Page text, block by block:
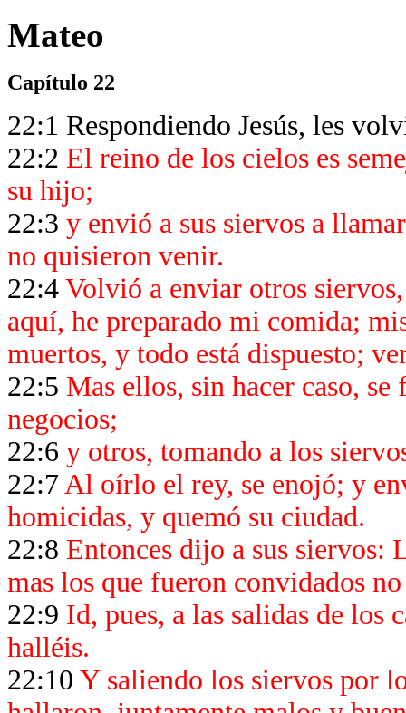
Mateo
Capítulo 22
22:1 Respondiendo Jesús, les
22:2 El reino de los cielos es
su hijo;
22:3 y envió a sus siervos a
no quisieron venir.
22:4 Volvió a enviar otros
aquí, he preparado mi comida;
muertos, y todo está dispuesto;
22:5 Mas ellos, sin hacer caso,
negocios;
22:6 y otros, tomando a los
22:7 Al oírlo el rey, se enojó; y
homicidas, y quemó su ciudad.
22:8 Entonces dijo a sus siervos:
mas los que fueron convidados
22:9 Id, pues, a las salidas de los
halléis.
22:10 Y saliendo los siervos por